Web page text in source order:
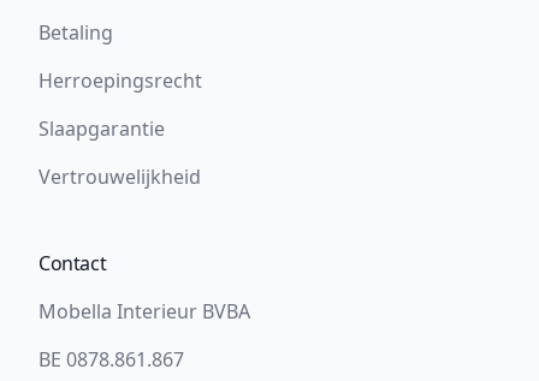
Betaling
Herroepingsrecht
Slaapgarantie
Vertrouwelijkheid
Contact
Mobella Interieur BVBA
BE 0878.861.867